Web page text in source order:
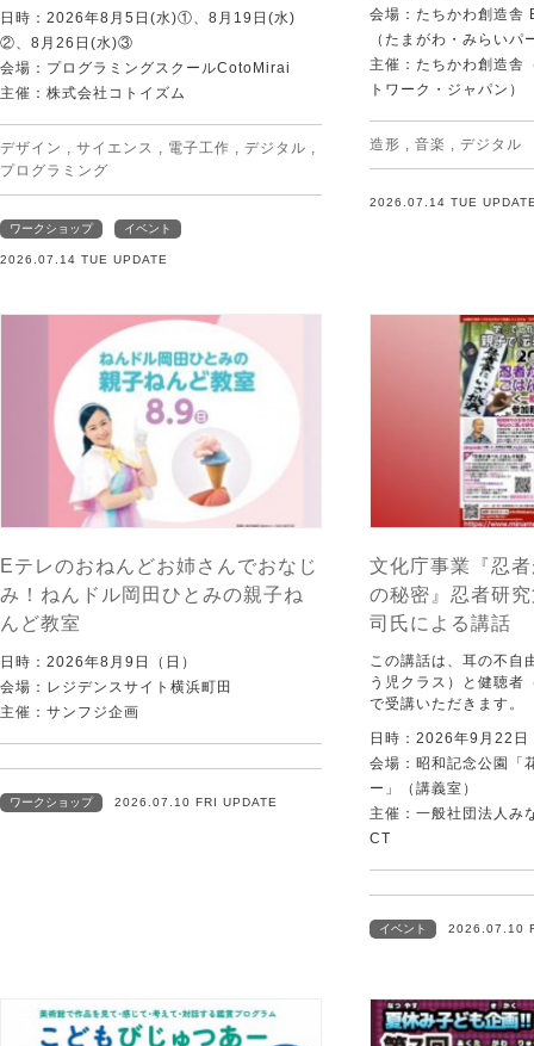
日時：2026年8月5日(水)①、8月19日(水)
②、8月26日(水)③
会場：プログラミングスクールCotoMirai
主催：株式会社コトイズム
デザイン , サイエンス , 電子工作 , デジタル ,
プログラミング
ワークショップ イベント
2026.07.14 TUE UPDATE
会場：たちかわ創造舎
（たまがわ・みらいパ
主催：たちかわ創造舎
トワーク・ジャパン）
造形 , 音楽 , デジタル
2026.07.14 TUE
Eテレのおねんどお姉さんでおなじ
み！ねんドル岡田ひとみの親子ね
んど教室
日時：2026年8月9日（日）
会場：レジデンスサイト横浜町田
主催：サンフジ企画
ワークショップ 2026.07.10 FRI UPDATE
文化庁事業『忍
の秘密』忍者研
司氏による講話
この講話は、耳の不自
う児クラス）と健聴者
で受講いただきます。
日時：2026年9月22日
会場：昭和記念公園「
ー」（講義室）
主催：一般社団法人み
CT
イベント 2026.07.10